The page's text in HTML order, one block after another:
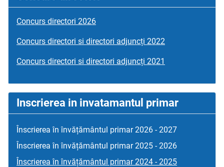
Concurs directori 2026
Concurs directori si directori adjuncți 2022
Concurs directori si directori adjuncți 2021
Inscrierea in invatamantul primar
Înscrierea în învățământul primar 2026 - 2027
Înscrierea în învățământul primar 2025 - 2026
Înscrierea în învățământul primar 2024 - 2025